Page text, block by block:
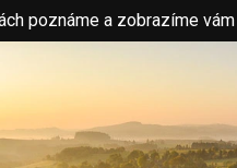
poznáme a zobrazíme